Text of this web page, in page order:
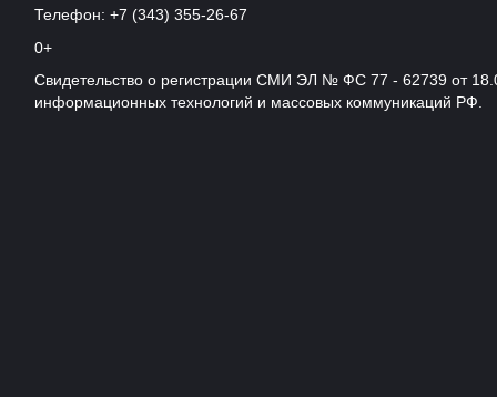
Телефон: +7 (343) 355-26-67
0+
Свидетельство о регистрации СМИ ЭЛ № ФС 77 - 62739 от
информационных технологий и массовых коммуникаций РФ.